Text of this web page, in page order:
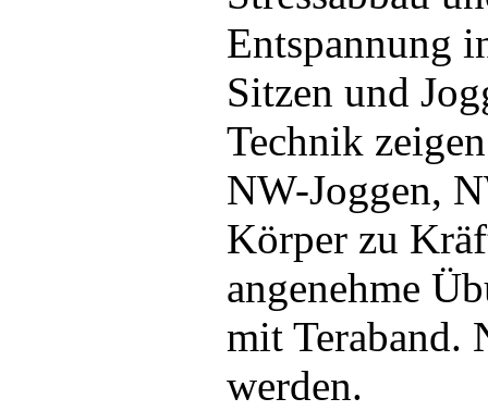
Entspannung
Sitzen und
Technik
NW-Joggen,
Körper zu
angenehme
mit Teraband.
werden.